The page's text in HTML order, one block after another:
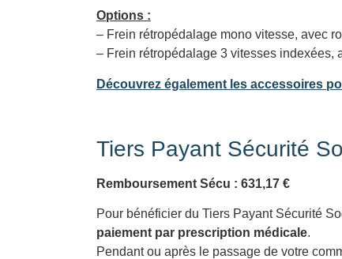
Options :
– Frein rétropédalage mono vitesse, avec
– Frein rétropédalage 3 vitesses indexées,
Découvrez également les accessoires
Tiers Payant Sécurité
Remboursement Sécu : 631,17 €
Pour bénéficier du Tiers Payant Sécurité
paiement par prescription médicale.
Pendant ou après le passage de votre